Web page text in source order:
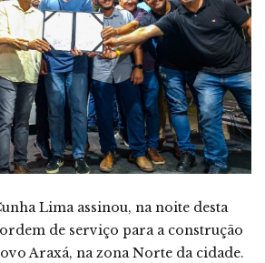
Lima assinou, na noite desta
de serviço para a construção
Araxá, na zona Norte da cidade.